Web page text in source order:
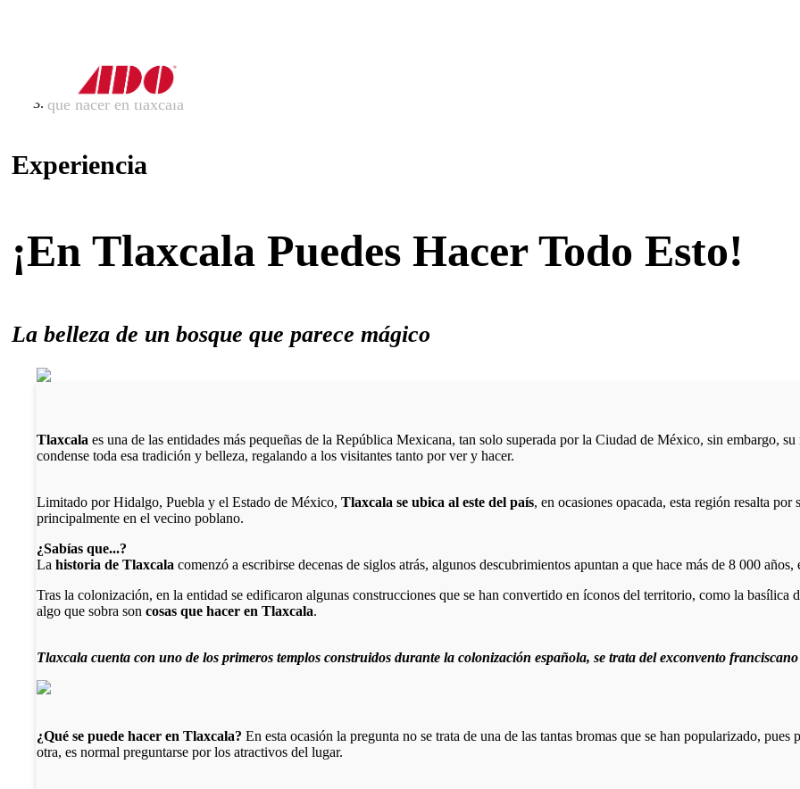
experiencias
que hacer en tlaxcala
Experiencia
¡En Tlaxcala Puedes Hacer Todo Esto!
La belleza de un bosque que parece mágico
Tlaxcala es una de las entidades más pequeñas de la República Mexicana, tan solo superada por la Ciudad de México, sin embargo,
condense toda esa tradición y belleza, regalando a los visitantes tanto por ver y hacer.
Limitado por Hidalgo, Puebla y el Estado de México,Tlaxcala se ubica al este del país, en ocasiones opacada, esta región resalta
principalmente en el vecino poblano.
¿Sabías que...?
Lahistoria de Tlaxcala comenzó a escribirse decenas de siglos atrás, algunos descubrimientos apuntan a que hace más de 8 000
Tras la colonización, en la entidad se edificaron algunas construcciones que se han convertido en íconos del territorio, como la
algo que sobra soncosas que hacer en Tlaxcala.
Tlaxcala cuenta con uno de los primeros templos construidos durante la colonización española, se trata del exconvento
¿Qué se puede hacer en Tlaxcala? En esta ocasión la pregunta no se trata de una de las tantas bromas que se han popularizado,
otra, es normal preguntarse por los atractivos del lugar.